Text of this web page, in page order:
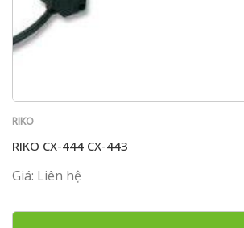
RIKO
RIKO CX-444 CX-443
Giá: Liên hệ